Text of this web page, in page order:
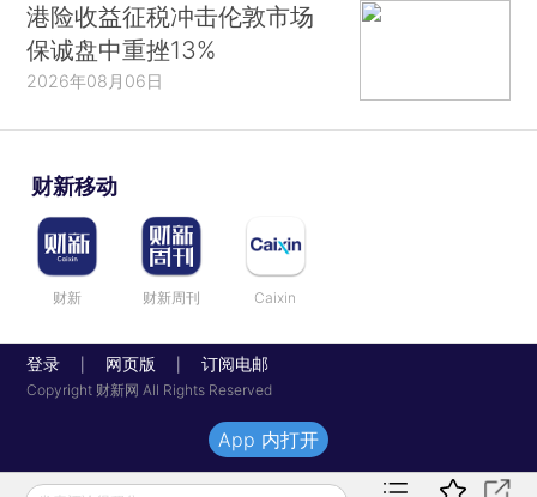
港险收益征税冲击伦敦市场
保诚盘中重挫13%
2026年08月06日
财新移动
财新 财新周刊 Caixin
登录 网页版 订阅电邮
Copyright 财新网 All Rights Reserved
App 内打开